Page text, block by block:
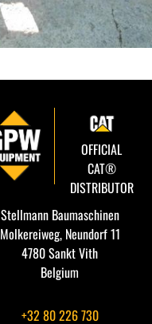
OFFICIAL
CAT®
DISTRIBUTOR
Stellmann Baumaschinen
Molkereiweg, Neundorf 11
4780 Sankt Vith
Belgium
+32 80 226 730